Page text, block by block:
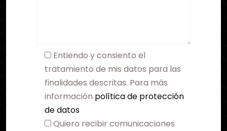
Entiendo y consiento el
tratamiento de mis datos para las
finalidades descritas. Para más
información política de protección
de datos
Quiero recibir comunicaciones